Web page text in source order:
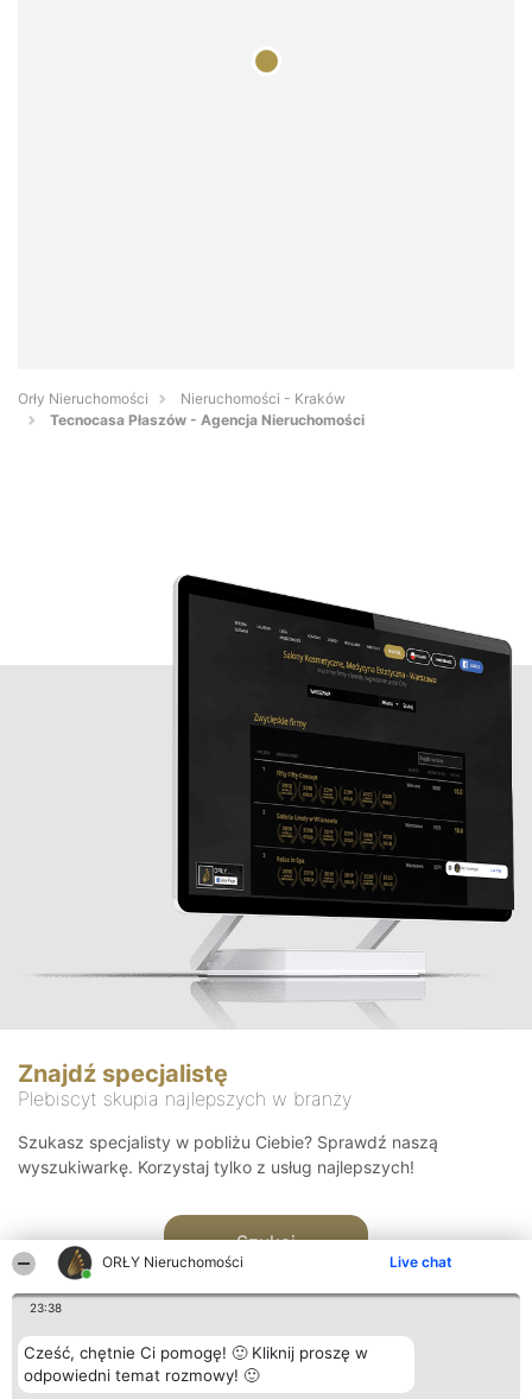
ORŁY Nieruchomości Live chat
23:38
Cześć, chętnie Ci pomogę! 🙂 Kliknij proszę w
odpowiedni temat rozmowy! 🙂
Orły Nieruchomości
Nieruchomości - Kraków
Tecnocasa Płaszów - Agencja Nieruchomości
Znajdź specjalistę
Plebiscyt skupia najlepszych w branży
Szukasz specjalisty w pobliżu Ciebie? Sprawdź naszą
wyszukiwarkę. Korzystaj tylko z usług najlepszych!
Szukaj